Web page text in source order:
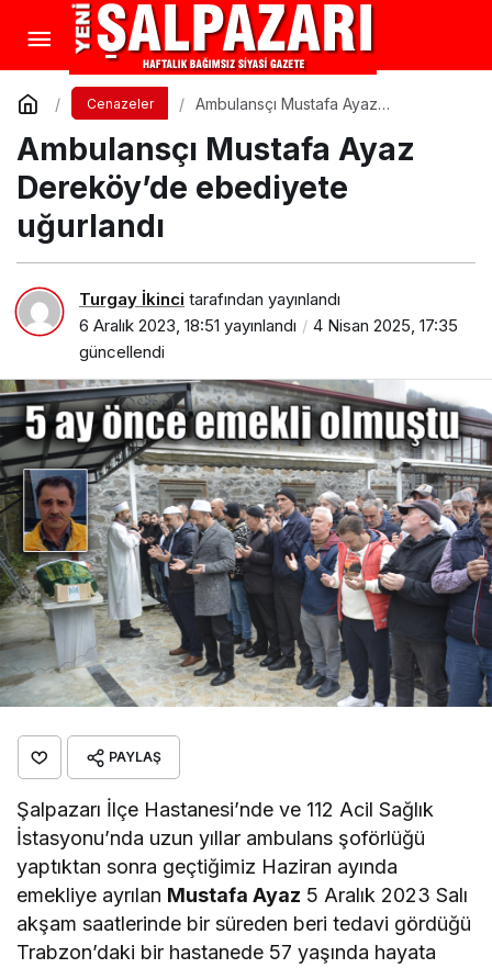
Cenazeler
Ambulansçı Mustafa Ayaz
Ambulansçı Mustafa Ayaz
Dereköy’de ebediyete
uğurlandı
Turgay İkinci tarafından yayınlandı
6 Aralık 2023, 18:51 yayınlandı
4 Nisan 2025, 17:35
güncellendi
PAYLAŞ
Şalpazarı İlçe Hastanesi’nde ve 112 Acil Sağlık
İstasyonu’nda uzun yıllar ambulans şoförlüğü
yaptıktan sonra geçtiğimiz Haziran ayında
emekliye ayrılan Mustafa Ayaz 5 Aralık 2023 Salı
akşam saatlerinde bir süreden beri tedavi gördüğü
Trabzon’daki bir hastanede 57 yaşında hayata